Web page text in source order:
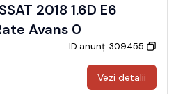
2018 1.6D E6
Avans 0
ID anunț: 309455
Vezi detalii